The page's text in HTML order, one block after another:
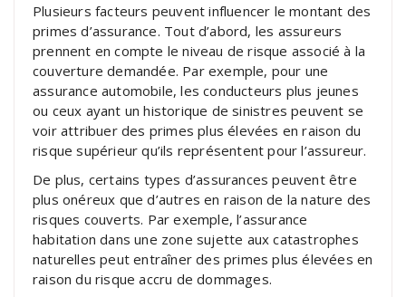
Plusieurs facteurs peuvent influencer le montant des
primes d’assurance. Tout d’abord, les assureurs
prennent en compte le niveau de risque associé à la
couverture demandée. Par exemple, pour une
assurance automobile, les conducteurs plus jeunes
ou ceux ayant un historique de sinistres peuvent se
voir attribuer des primes plus élevées en raison du
risque supérieur qu’ils représentent pour l’assureur.
De plus, certains types d’assurances peuvent être
plus onéreux que d’autres en raison de la nature des
risques couverts. Par exemple, l’assurance
habitation dans une zone sujette aux catastrophes
naturelles peut entraîner des primes plus élevées en
raison du risque accru de dommages.